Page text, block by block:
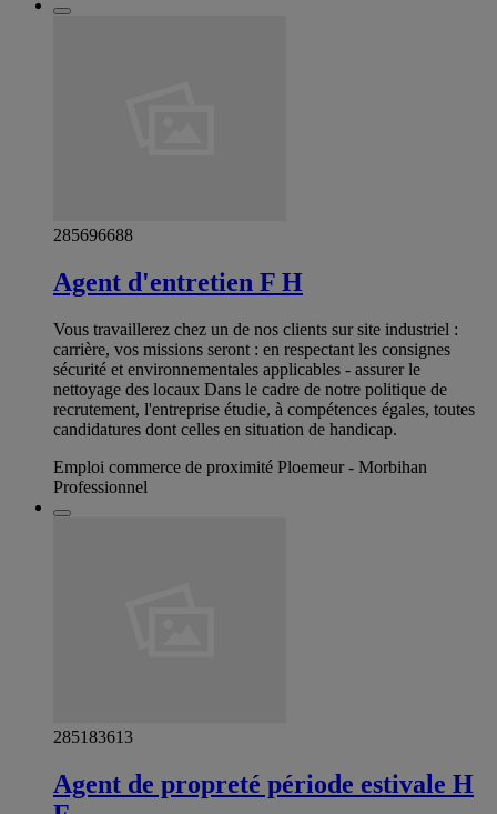
285696688
Agent d'entretien F H
Vous travaillerez chez un de nos clients sur site industriel :
carrière, vos missions seront : en respectant les consignes
sécurité et environnementales applicables - assurer le
nettoyage des locaux Dans le cadre de notre politique de
recrutement, l'entreprise étudie, à compétences égales, toutes
candidatures dont celles en situation de handicap.
Emploi commerce de proximité Ploemeur - Morbihan
Professionnel
285183613
Agent de propreté période estivale H